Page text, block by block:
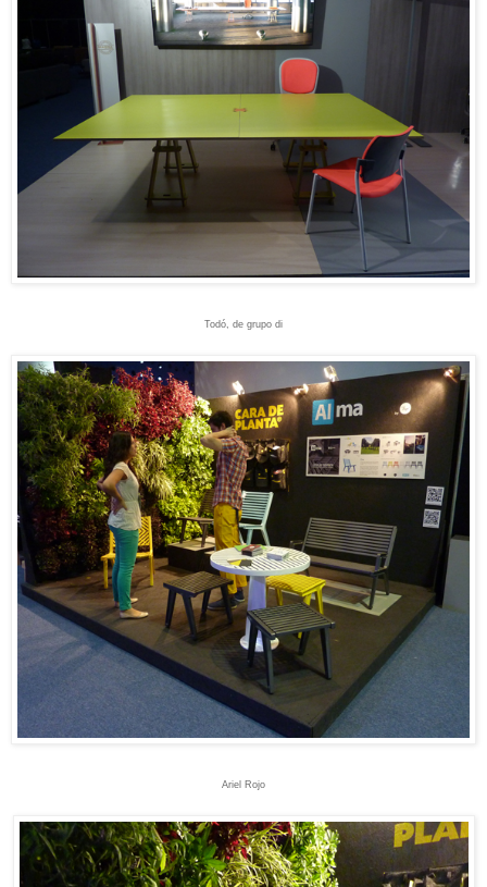
Todó, de grupo di
Ariel Rojo